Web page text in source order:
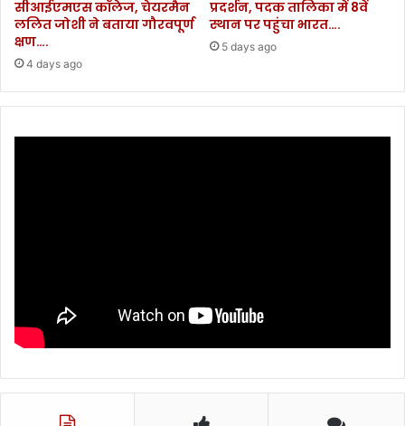
सीआईएमएस कॉलेज, चेयरमैन
ललित जोशी ने बताया गौरवपूर्ण
क्षण….
4 days ago
प्रदर्शन, पदक तालिका में 8वें
स्थान पर पहुंचा भारत….
5 days ago